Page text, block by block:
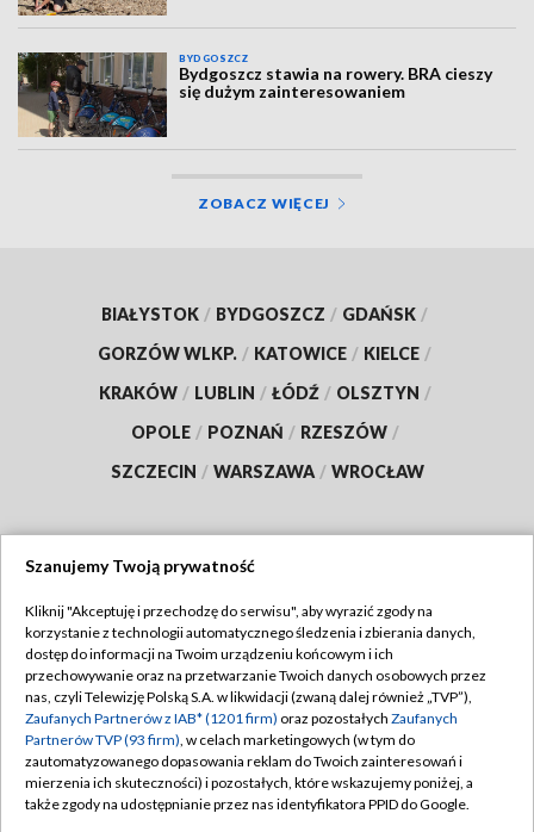
BYDGOSZCZ
Bydgoszcz stawia na rowery. BRA cieszy
się dużym zainteresowaniem
ZOBACZ WIĘCEJ
BIAŁYSTOK / BYDGOSZCZ / GDAŃSK /
GORZÓW WLKP. / KATOWICE / KIELCE /
KRAKÓW / LUBLIN / ŁÓDŹ / OLSZTYN /
OPOLE / POZNAŃ / RZESZÓW /
SZCZECIN / WARSZAWA / WROCŁAW
TVP
Abonament TVP
Emisja w TVP
Centrum informacji TVP
Naziemna Telewizja Cyfrowa
Regulamin TVP
Polityka prywatności
Moje zgody
Pomoc
Szanujemy Twoją prywatność
Kliknij "Akceptuję i przechodzę do serwisu", aby wyrazić zgody na
korzystanie z technologii automatycznego śledzenia i zbierania danych,
dostęp do informacji na Twoim urządzeniu końcowym i ich
przechowywanie oraz na przetwarzanie Twoich danych osobowych przez
nas, czyli Telewizję Polską S.A. w likwidacji (zwaną dalej również „TVP”),
Zaufanych Partnerów z IAB* (1201 firm) oraz pozostałych Zaufanych
Partnerów TVP (93 firm), w celach marketingowych (w tym do
zautomatyzowanego dopasowania reklam do Twoich zainteresowań i
mierzenia ich skuteczności) i pozostałych, które wskazujemy poniżej, a
także zgody na udostępnianie przez nas identyfikatora PPID do Google.